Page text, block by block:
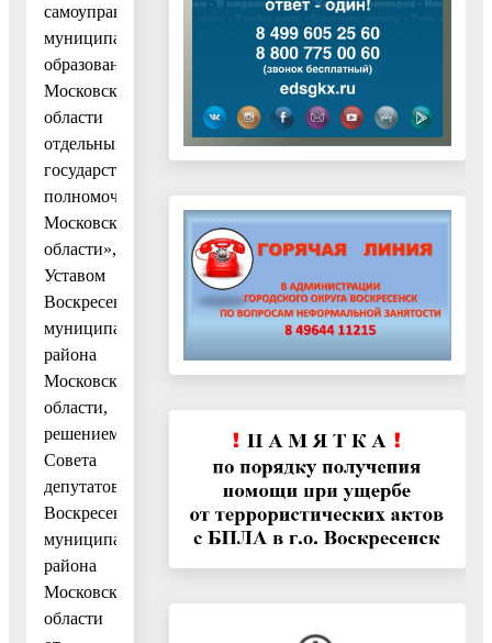
самоуправления
муниципальных
образований
Московской
области
отдельными
государственными
полномочиями
Московской
области»,
Уставом
Воскресенского
муниципального
района
Московской
области,
решением
Совета
депутатов
Воскресенского
муниципального
района
Московской
области